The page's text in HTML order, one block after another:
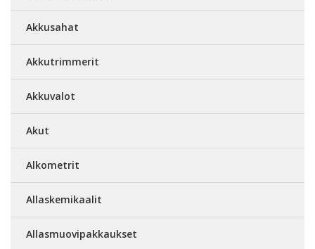
Akkusahat
Akkutrimmerit
Akkuvalot
Akut
Alkometrit
Allaskemikaalit
Allasmuovipakkaukset